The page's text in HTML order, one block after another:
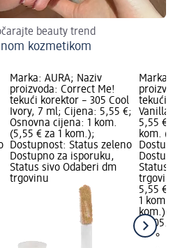
beauty trend
kozmetikom
Marka: AURA; Naziv
proizvoda: Correct Me!
tekući korektor – 305 Cool
Ivory, 7 ml; Cijena: 5,55 €;
Osnovna cijena: 1 kom.
(5,55 € za 1 kom.);
Dostupnost: Status zeleno
Dostupno za isporuku,
Status sivo Odaberi dm
trgovinu
Marka:
tekući
Vanilla,
5,55 €;
kom.
Status
trgovinu
5,55 €
1 kom.
kom.)